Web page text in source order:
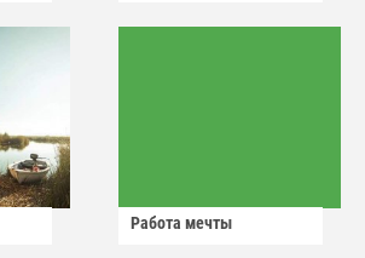
Работа мечты